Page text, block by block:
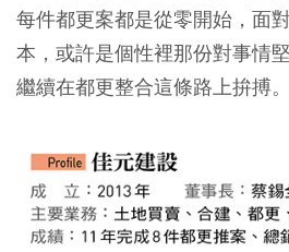
每件都更案都是從零開始，面
本，或許是個性裡那份對事情
繼續在都更整合這條路上拚搏。